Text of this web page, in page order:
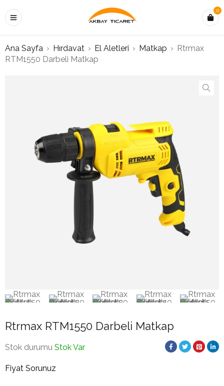
0
Ana Sayfa › Hırdavat › El Aletleri › Matkap › Rtrmax
RTM1550 Darbeli Matkap
Rtrmax RTM1550 Darbeli Matkap
Stok durumu Stok Var
Fiyat Sorunuz